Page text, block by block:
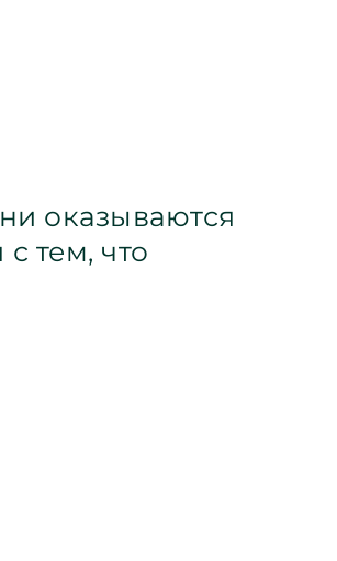
оказываются
тем, что